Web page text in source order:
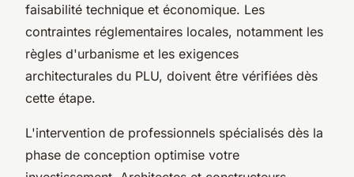
faisabilité technique et économique. Les
contraintes réglementaires locales, notamment les
règles d'urbanisme et les exigences
architecturales du PLU, doivent être vérifiées dès
cette étape.
L'intervention de professionnels spécialisés dès la
phase de conception optimise votre